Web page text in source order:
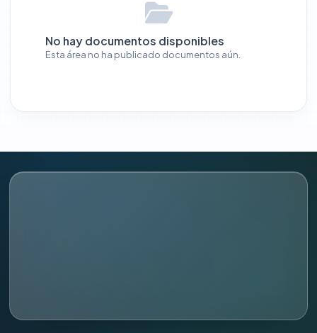
No hay documentos disponibles
Esta área no ha publicado documentos aún.